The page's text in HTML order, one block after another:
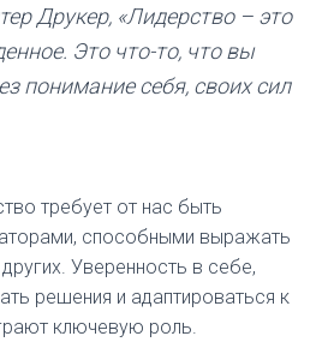
Друкер, «Лидерство – это
Это что-то, что вы
понимание себя, своих сил
требует от нас быть
способными выражать
Уверенность в себе,
решения и адаптироваться к
ключевую роль.